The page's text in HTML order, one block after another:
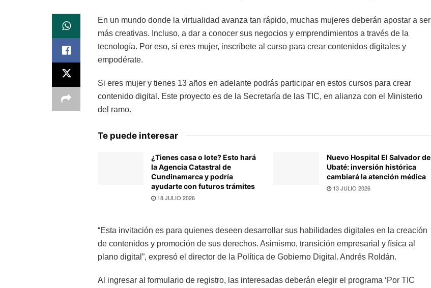
En un mundo donde la virtualidad avanza tan rápido, muchas mujeres deberán apostar a ser
más creativas. Incluso, a dar a conocer sus negocios y emprendimientos a través de la
tecnología. Por eso, si eres mujer, inscríbete al curso para crear contenidos digitales y
empodérate.
Si eres mujer y tienes 13 años en adelante podrás participar en estos cursos para crear
contenido digital. Este proyecto es de la Secretaría de las TIC, en alianza con el Ministerio
del ramo.
Te puede interesar
¿Tienes casa o lote? Esto hará
la Agencia Catastral de
Cundinamarca y podría
ayudarte con futuros trámites
18 JULIO 2026
Nuevo Hospital El Salvador de
Ubaté: inversión histórica
cambiará la atención médica
13 JULIO 2026
“Esta invitación es para quienes deseen desarrollar sus habilidades digitales en la creación
de contenidos y promoción de sus derechos. Asimismo, transición empresarial y física al
plano digital”, expresó el director de la Política de Gobierno Digital. Andrés Roldán.
Al ingresar al formulario de registro, las interesadas deberán elegir el programa ‘Por TIC